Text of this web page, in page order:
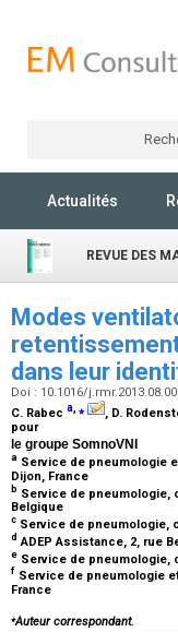
Actualités
REVUE DES
Modes
dans leur
Doi : 10.1016/
C. Rabec a,⁎ , D.
pour
le groupe SomnoVNI
a Service de pneumologie
Dijon, France
b Service de pneumologie,
Belgique
c Service de pneumologie,
d ADEP Assistance, 2, rue
e Service de pneumologie,
f Service de pneumologie
France
⁎Auteur correspondant.